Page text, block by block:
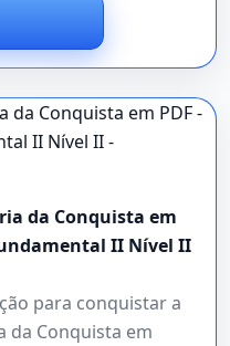
da Conquista em
II Nível II
para conquistar a
da Conquista em